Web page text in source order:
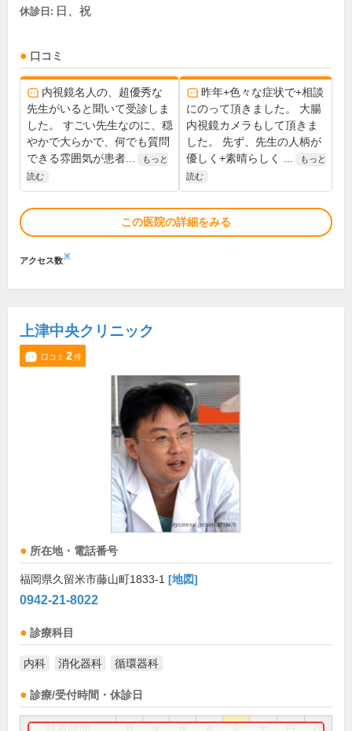
休診日: 日、祝
口コミ
内視鏡名人の、超優秀な
先生がいると聞いて受診しま
した。 すごい先生なのに、穏
やかで大らかで、何でも質問
できる雰囲気が患者...
もっと
読む
昨年+色々な症状で+相談
にのって頂きました。 大腸
内視鏡カメラもして頂きま
した。 先ず、先生の人柄が
優しく+素晴らしく ...
もっと
読む
この医院の詳細をみる
アクセス数※
上津中央クリニック
口コミ 2件
所在地・電話番号
福岡県久留米市藤山町1833-1 [地図]
0942-21-8022
診療科目
内科 消化器科 循環器科
診療/受付時間・休診日